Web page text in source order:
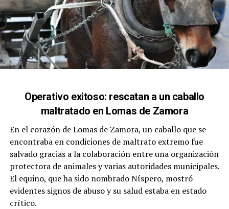
Operativo exitoso: rescatan a un caballo
maltratado en Lomas de Zamora
En el corazón de Lomas de Zamora, un caballo que se
encontraba en condiciones de maltrato extremo fue
salvado gracias a la colaboración entre una organización
protectora de animales y varias autoridades municipales.
El equino, que ha sido nombrado Níspero, mostró
evidentes signos de abuso y su salud estaba en estado
crítico.